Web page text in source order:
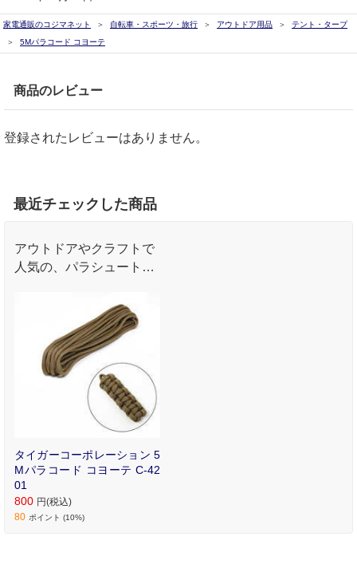
家電通販のコジマネット 自転車・スポーツ・旅行 アウトドア用品
テント・タープ
5Mパラコード コヨーテ
商品のレビュー
登録されたレビューはありません。
最近チェックした商品
アウトドアやクラフトで
人気の、パラシュートコ
タイガーコーポレーション 5
Mパラコード コヨーテ C-42
01
800 円(税込)
80 ポイント (10%)